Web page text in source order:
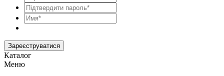
Зареєструватися
Каталог
Меню